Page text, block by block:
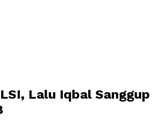
Lalu Iqbal Sanggup